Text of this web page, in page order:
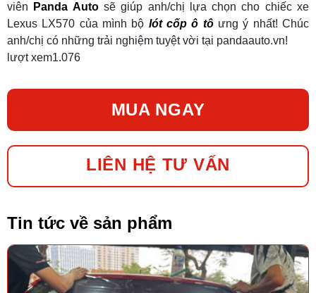
viên
Panda Autosẽ giúp anh/chị lựa chọn cho chiếc xe
Lexus LX570 của mình bộ lót cốp ô tôưng ý nhất! Chúc
anh/chị có những trải nghiệm tuyệt vời tại pandaauto.vn!
lượt xem1.076
MUA NGAY
LIÊN HỆ TƯ VẤN
Tin tức về sản phẩm